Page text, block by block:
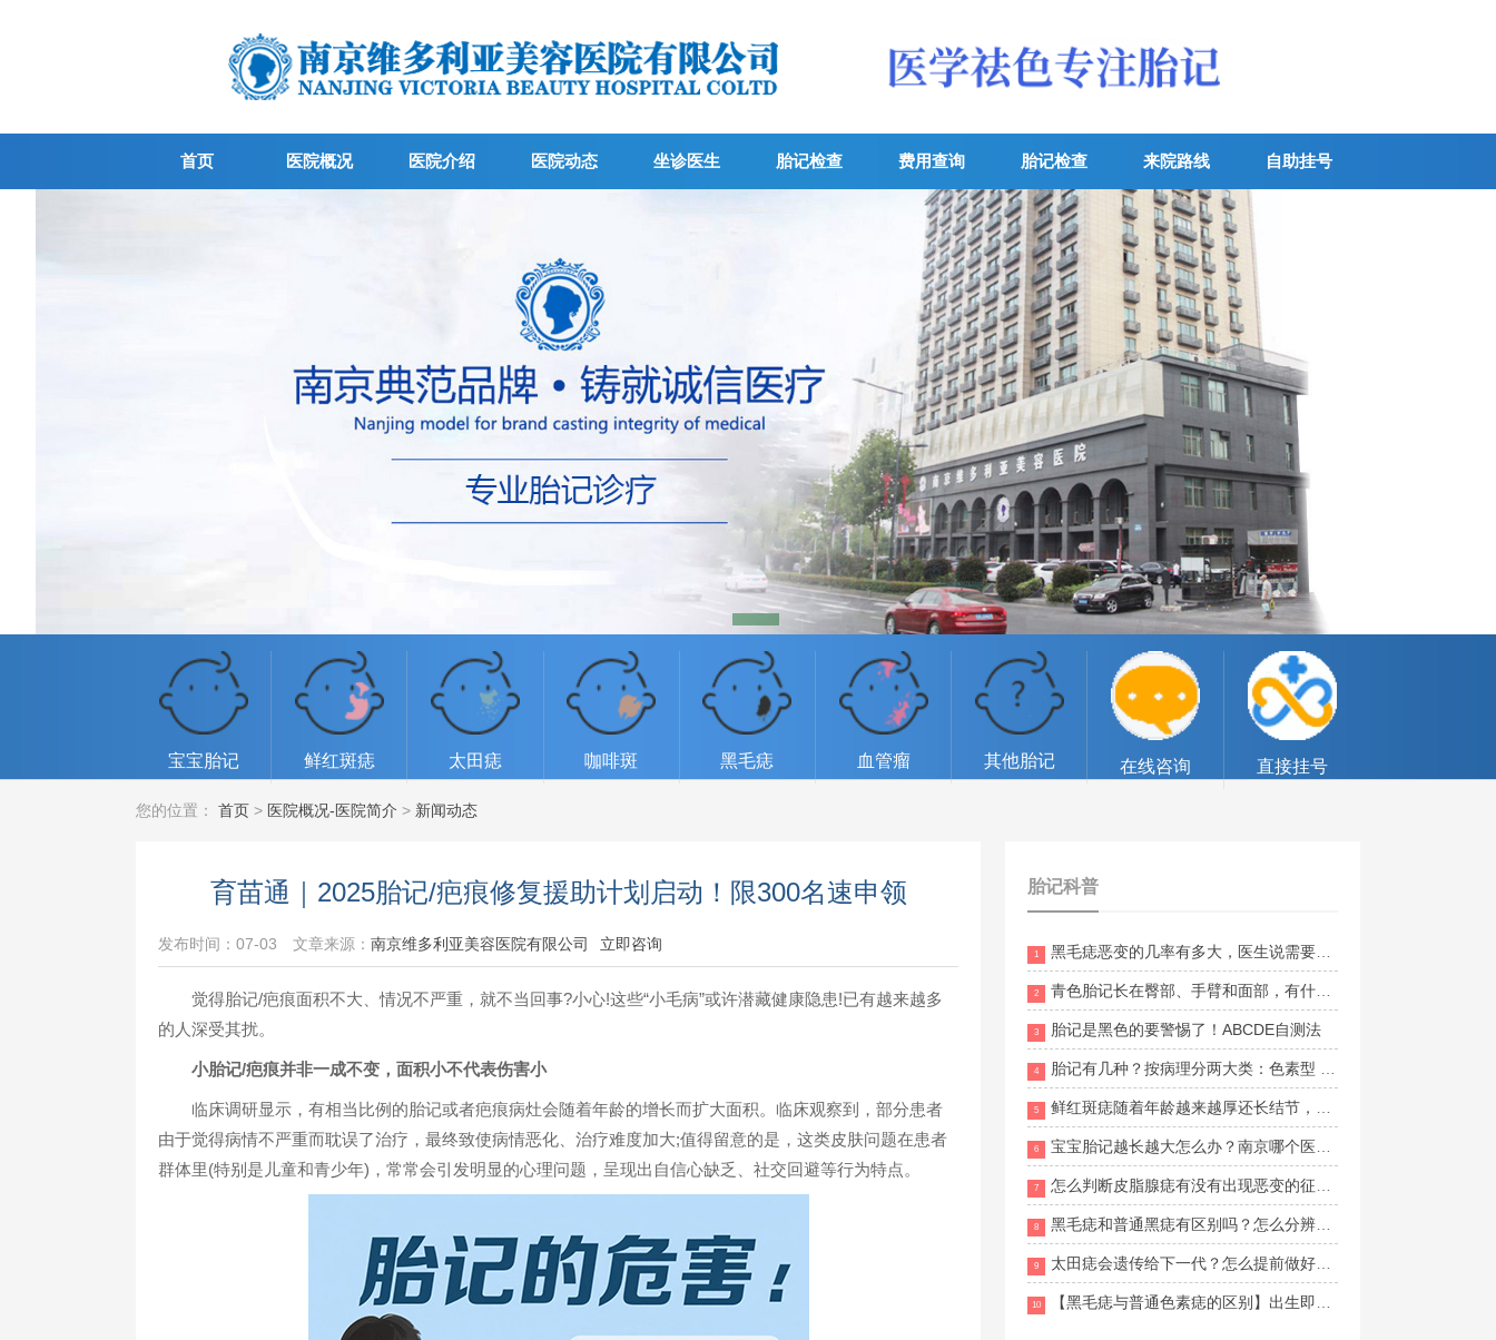
首页 医院概况 医院介绍 医院动态 坐诊医生 胎记检查 费用查询 胎记检查 来院路线 自助挂号
1
宝宝胎记 鲜红斑痣 太田痣 咖啡斑 黑毛痣 血管瘤 其他胎记 在线咨询 直接挂号
您的位置： 首页 > 医院概况-医院简介 > 新闻动态
育苗通｜2025胎记/疤痕修复援助计划启动！限300名速申领
发布时间：07-03 文章来源： 南京维多利亚美容医院有限公司 立即咨询
觉得胎记/疤痕面积不大、情况不严重，就不当回事?小心!这些“小毛病”或许潜藏健康隐患!已有越来越多
的人深受其扰。
小胎记/疤痕并非一成不变，面积小不代表伤害小
临床调研显示，有相当比例的胎记或者疤痕病灶会随着年龄的增长而扩大面积。临床观察到，部分患者
由于觉得病情不严重而耽误了治疗，最终致使病情恶化、治疗难度加大;值得留意的是，这类皮肤问题在患者
群体里(特别是儿童和青少年)，常常会引发明显的心理问题，呈现出自信心缺乏、社交回避等行为特点。
胎记科普
1 黑毛痣恶变的几率有多大，医生说需要切除
2 青色胎记长在臀部、手臂和面部，有什么不同意义？
3 胎记是黑色的要警惕了！ABCDE自测法
4 胎记有几种？按病理分两大类：色素型 vs 血管型
5 鲜红斑痣随着年龄越来越厚还长结节，什么方法改善更安全有效？南京胎记医院哪家口碑好？
6 宝宝胎记越长越大怎么办？南京哪个医生治疗经验比较丰富？
7 怎么判断皮脂腺痣有没有出现恶变的征兆？南京维多利亚胎记地址在哪里？
8 黑毛痣和普通黑痣有区别吗？怎么分辨两者的不同？南京哪家胎记医院比较好？
9 太田痣会遗传给下一代？怎么提前做好预防和干预？南京目前有正规胎记援助活动吗？
10 【黑毛痣与普通色素痣的区别】出生即有、面积大、多毛发